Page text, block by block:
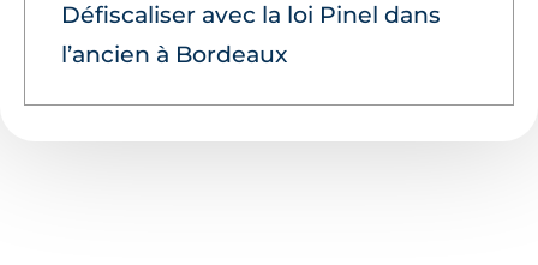
Défiscaliser avec la loi Pinel dans
l’ancien à Bordeaux